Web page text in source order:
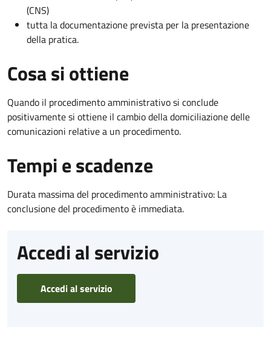
(CNS)
tutta la documentazione prevista per la presentazione
della pratica.
Cosa si ottiene
Quando il procedimento amministrativo si conclude
positivamente si ottiene il cambio della domiciliazione delle
comunicazioni relative a un procedimento.
Tempi e scadenze
Durata massima del procedimento amministrativo: La
conclusione del procedimento è immediata.
Accedi al servizio
Accedi al servizio